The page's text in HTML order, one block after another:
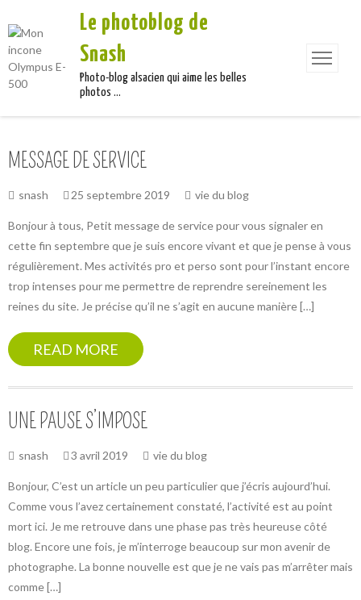
Le photoblog de
Snash
Photo-blog alsacien qui aime les belles
photos …
MESSAGE DE SERVICE
snash 25 septembre 2019 vie du blog
Bonjour à tous, Petit message de service pour vous signaler en
cette fin septembre que je suis encore vivant et que je pense à vous
régulièrement. Mes activités pro et perso sont pour l’instant encore
trop intenses pour me permettre de reprendre sereinement les
reines du site. Je précise qu’il ne s’agit en aucune manière […]
READ MORE
UNE PAUSE S’IMPOSE
snash 3 avril 2019 vie du blog
Bonjour, C’est un article un peu particulier que j’écris aujourd’hui.
Comme vous l’avez certainement constaté, l’activité est au point
mort ici. Je me retrouve dans une phase pas très heureuse côté
blog. Encore une fois, je m’interroge beaucoup sur mon avenir de
photographe. La bonne nouvelle est que je ne vais pas m’arrêter mais
comme […]